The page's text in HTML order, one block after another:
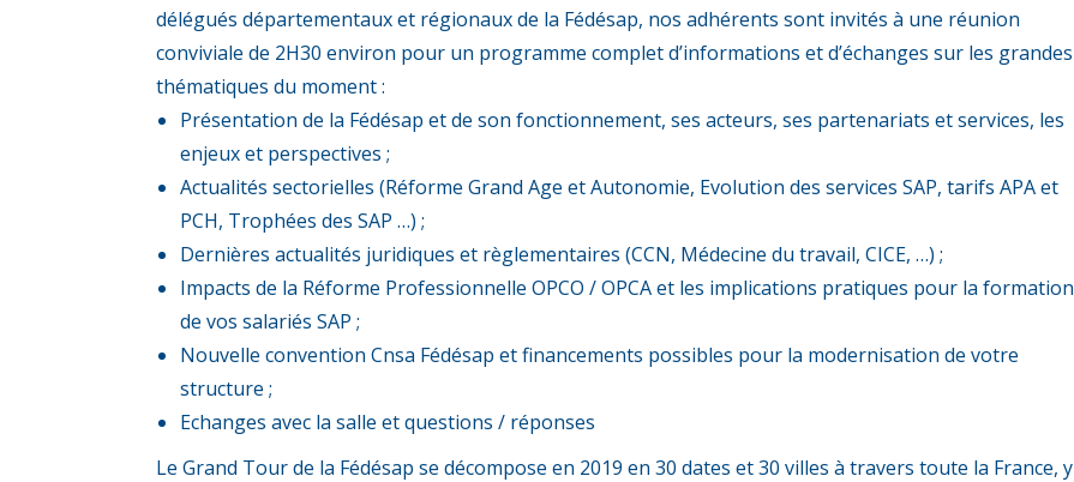
délégués départementaux et régionaux de la Fédésap, nos adhérents sont invités à une réunion
conviviale de 2H30 environ pour un programme complet d’informations et d’échanges sur les grandes
thématiques du moment :
Présentation de la Fédésap et de son fonctionnement, ses acteurs, ses partenariats et services, les
enjeux et perspectives ;
Actualités sectorielles (Réforme Grand Age et Autonomie, Evolution des services SAP, tarifs APA et
PCH, Trophées des SAP …) ;
Dernières actualités juridiques et règlementaires (CCN, Médecine du travail, CICE, …) ;
Impacts de la Réforme Professionnelle OPCO / OPCA et les implications pratiques pour la formation
de vos salariés SAP ;
Nouvelle convention Cnsa Fédésap et financements possibles pour la modernisation de votre
structure ;
Echanges avec la salle et questions / réponses
Le Grand Tour de la Fédésap se décompose en 2019 en 30 dates et 30 villes à travers toute la France, y